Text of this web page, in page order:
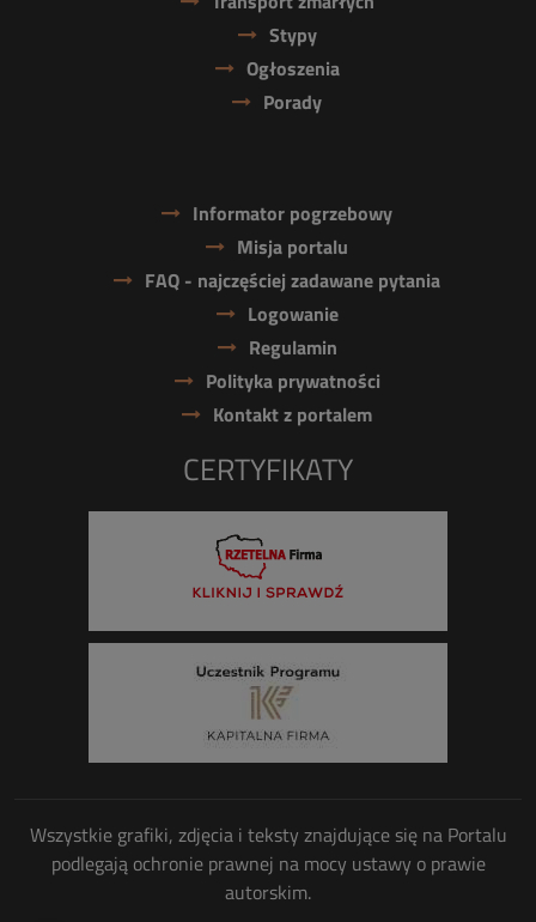
Stypy
Ogłoszenia
Porady
Informator pogrzebowy
Misja portalu
FAQ - najczęściej zadawane pytania
Logowanie
Regulamin
Polityka prywatności
Kontakt z portalem
CERTYFIKATY
Wszystkie grafiki, zdjęcia i teksty znajdujące się na Portalu
podlegają ochronie prawnej na mocy ustawy o prawie
autorskim.